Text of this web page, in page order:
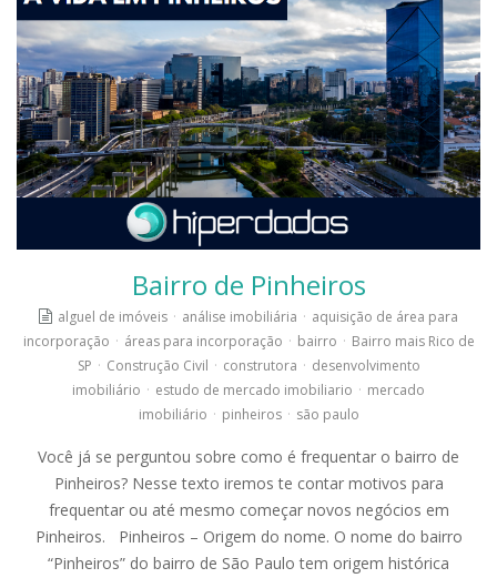
Bairro de Pinheiros
alguel de imóveis · análise imobiliária · aquisição de área para
incorporação · áreas para incorporação · bairro · Bairro mais Rico de
SP · Construção Civil · construtora · desenvolvimento
imobiliário · estudo de mercado imobiliario · mercado
imobiliário · pinheiros · são paulo
Você já se perguntou sobre como é frequentar o bairro de
Pinheiros? Nesse texto iremos te contar motivos para
frequentar ou até mesmo começar novos negócios em
Pinheiros. Pinheiros – Origem do nome. O nome do bairro
“Pinheiros” do bairro de São Paulo tem origem histórica